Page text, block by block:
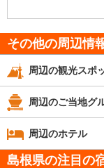
その他の周辺情
周辺の観光スポ
周辺のご当地グ
周辺のホテル
島根県の注目の